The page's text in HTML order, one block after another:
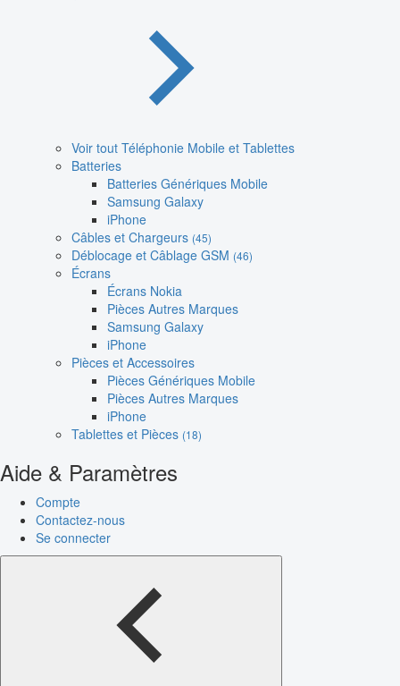
Voir tout Téléphonie Mobile et Tablettes
Batteries
Batteries Génériques Mobile
Samsung Galaxy
iPhone
Câbles et Chargeurs (45)
Déblocage et Câblage GSM (46)
Écrans
Écrans Nokia
Pièces Autres Marques
Samsung Galaxy
iPhone
Pièces et Accessoires
Pièces Génériques Mobile
Pièces Autres Marques
iPhone
Tablettes et Pièces (18)
Aide & Paramètres
Compte
Contactez-nous
Se connecter